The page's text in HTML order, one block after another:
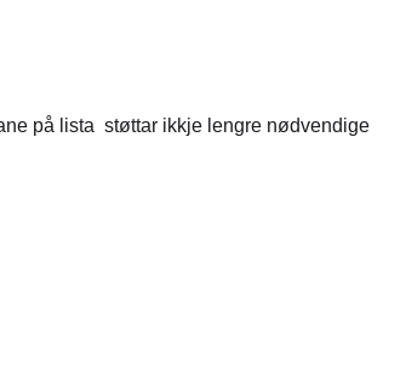
på lista støttar ikkje lengre nødvendige